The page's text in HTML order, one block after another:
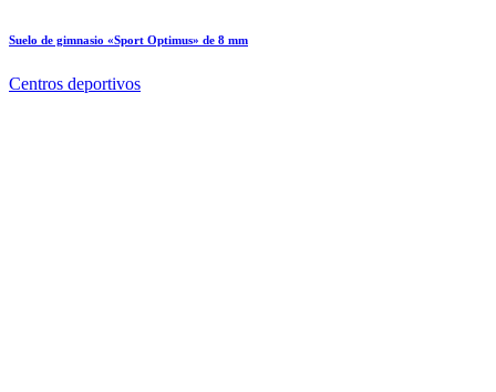
Suelo de gimnasio «Sport Optimus» de 8 mm
Centros deportivos